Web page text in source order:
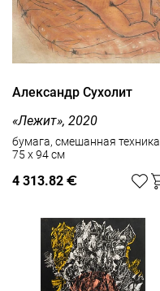
Александр Сухолит
«Лежит», 2020
бумага, смешанная техника ,
75 x 94 см
4 313.82 €